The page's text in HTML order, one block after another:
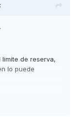
de reserva,
lo puede